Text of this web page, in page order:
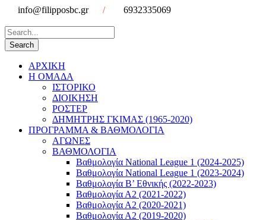
info@filipposbc.gr / 6932335069
ΑΡΧΙΚΗ
Η ΟΜΑΔΑ
ΙΣΤΟΡΙΚΟ
ΔΙΟΙΚΗΣΗ
ΡΟΣΤΕΡ
ΔΗΜΗΤΡΗΣ ΓΚΙΜΑΣ (1965-2020)
ΠΡΟΓΡΑΜΜΑ & ΒΑΘΜΟΛΟΓΙΑ
ΑΓΩΝΕΣ
ΒΑΘΜΟΛΟΓΙΑ
Βαθμολογία National League 1 (2024-2025)
Βαθμολογία National League 1 (2023-2024)
Βαθμολογία Β’ Εθνικής (2022-2023)
Βαθμολογία Α2 (2021-2022)
Βαθμολογία Α2 (2020-2021)
Βαθμολογία Α2 (2019-2020)